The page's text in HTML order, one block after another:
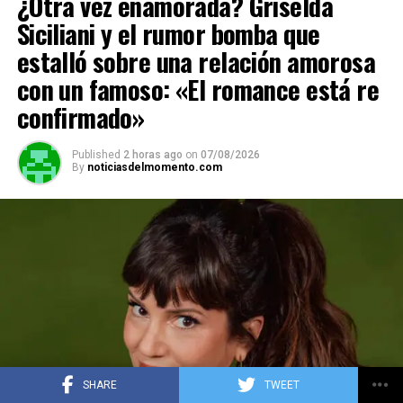
SHARE TWEET
p
p
o
k
m
k
tir
Siciliani y el rumor bomba que
estalló sobre una relación amorosa
con un famoso: «El romance está re
confirmado»
Published 2 horas ago on 07/08/2026
By noticiasdelmomento.com